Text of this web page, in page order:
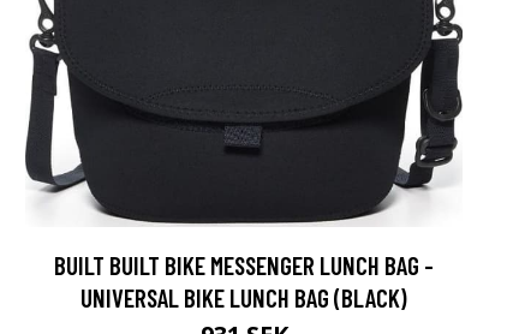
BUILT BUILT BIKE MESSENGER LUNCH BAG -
UNIVERSAL BIKE LUNCH BAG (BLACK)